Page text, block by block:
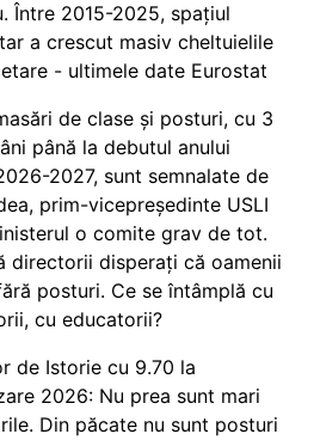
Între 2015-2025, spațiul
a crescut masiv cheltuielile
- ultimele date Eurostat
de clase și posturi, cu 3
până la debutul anului
2027, sunt semnalate de
prim-vicepreședinte USLI
o comite grav de tot.
directorii disperați că oamenii
posturi. Ce se întâmplă cu
cu educatorii?
de Istorie cu 9.70 la
2026: Nu prea sunt mari
Din păcate nu sunt posturi